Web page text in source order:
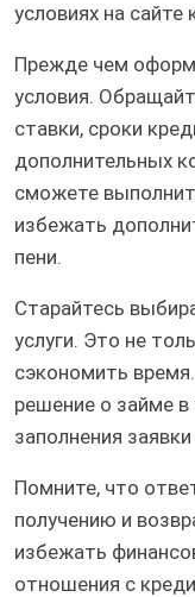
условиях на сайте
Прежде чем
условия.
ставки, сроки
дополнительных
сможете
избежать
пени.
Старайтесь
услуги. Это не
сэкономить
решение о займе в
заполнения
Помните, что
получению и
избежать
отношения с